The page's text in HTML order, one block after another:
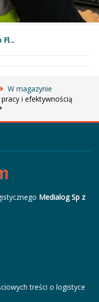
W magazynie
i efektywnością
Medialog Sp z
treści o logistyce